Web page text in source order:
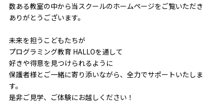
数ある教室の中から当スクールのホームページをご覧いただき
ありがとうございます。
未来を担うこどもたちが
プログラミング教育 HALLOを通して
好きや得意を見つけられるように
保護者様とご一緒に寄り添いながら、全力でサポートいたしま
す。
是非ご見学、ご体験にお越しください！